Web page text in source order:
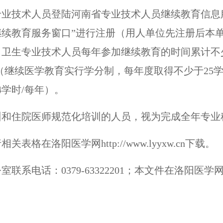
技术人员登陆河南省专业技术人员继续教育信
续教育服务窗口”进行注册（用人单位先注册后本
生专业技术人员每年参加继续教育的时间累计不
续医学教育实行学分制，每年度取得不少于25
时/每年）。
住院医师规范化培训的人员，视为完成全年专
关表格在洛阳医学网http://www.lyyxw.cn下载。
联系电话：0379-63322201；本文件在洛阳医学